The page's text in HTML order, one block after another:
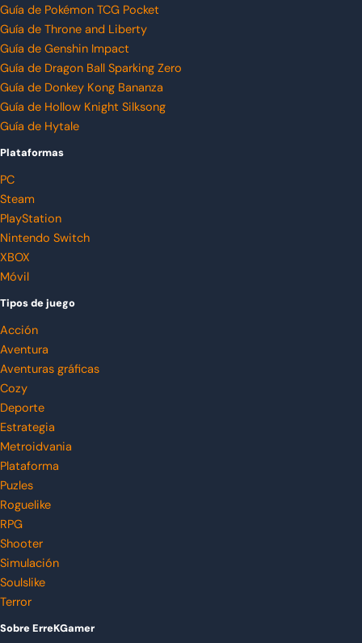
Guía de Pokémon TCG Pocket
Guía de Throne and Liberty
Guía de Genshin Impact
Guía de Dragon Ball Sparking Zero
Guía de Donkey Kong Bananza
Guía de Hollow Knight Silksong
Guía de Hytale
Plataformas
PC
Steam
PlayStation
Nintendo Switch
XBOX
Móvil
Tipos de juego
Acción
Aventura
Aventuras gráficas
Cozy
Deporte
Estrategia
Metroidvania
Plataforma
Puzles
Roguelike
RPG
Shooter
Simulación
Soulslike
Terror
Sobre ErreKGamer